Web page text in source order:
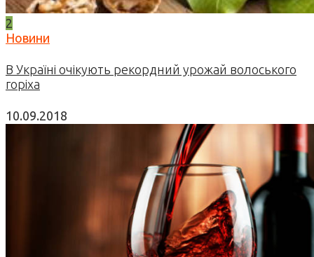
2
Новини
В Україні очікують рекордний урожай волоського
горіха
10.09.2018